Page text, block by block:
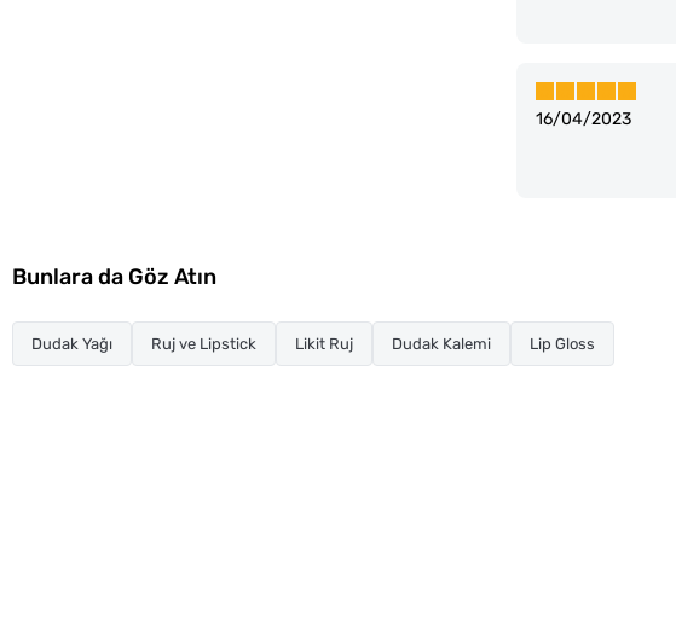
16/04/2023
Bunlara da Göz Atın
Dudak Yağı Ruj ve Lipstick Likit Ruj Dudak Kalemi Lip Gloss